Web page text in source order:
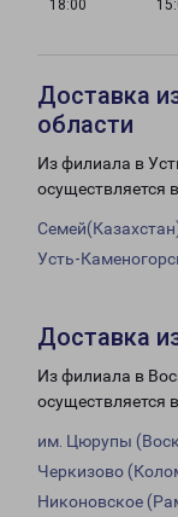
18:00
Доставка
области
Из филиала в
осуществляется
Усть-
Доставка
Из филиала в
осуществляется
им. Цюрупы
Черкизово
Никоновское